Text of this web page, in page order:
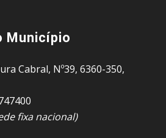
Município
Cabral, Nº39, 6360-350,
fixa nacional)